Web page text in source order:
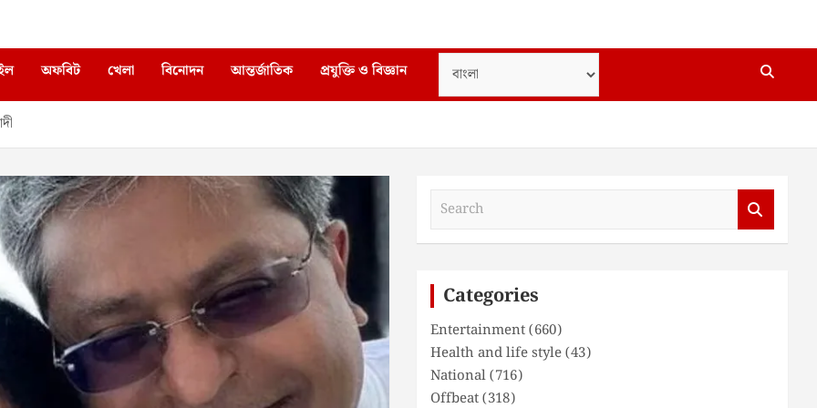
অফবিট খেলা বিনোদন আন্তর্জাতিক প্রযুক্তি ও বিজ্ঞান
Categories
Entertainment(660)
Health and life style(43)
National(716)
Offbeat(318)